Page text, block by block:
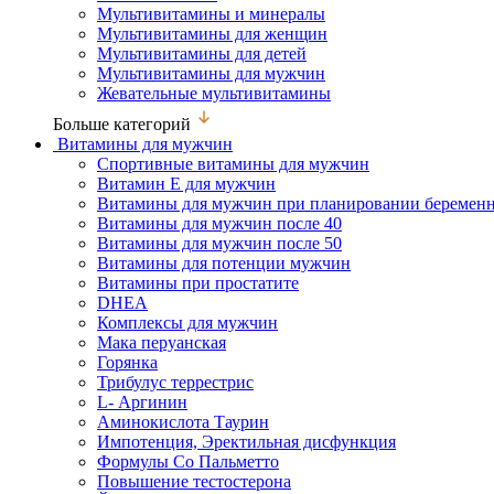
Мультивитамины и минералы
Мультивитамины для женщин
Мультивитамины для детей
Мультивитамины для мужчин
Жевательные мультивитамины
Больше категорий
Витамины для мужчин
Спортивные витамины для мужчин
Витамин Е для мужчин
Витамины для мужчин при планировании
Витамины для мужчин после 40
Витамины для мужчин после 50
Витамины для потенции мужчин
Витамины при простатите
DHEA
Комплексы для мужчин
Мака перуанская
Горянка
Трибулус террестрис
L- Аргинин
Аминокислота Таурин
Импотенция, Эректильная дисфункция
Формулы Со Пальметто
Повышение тестостерона